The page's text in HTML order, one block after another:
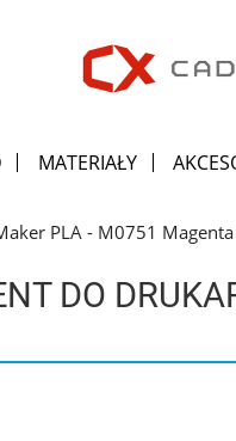
MATERIAŁY
PLA - M0751
DO